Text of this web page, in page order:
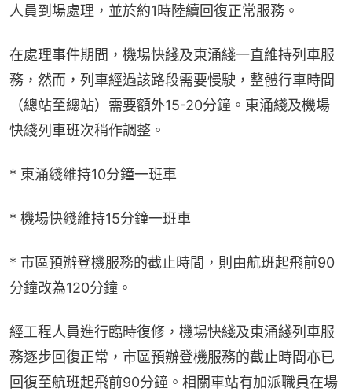
人員到場處理，並於約1時陸續回復正常服務。
在處理事件期間，機場快綫及東涌綫一直維持列車服
務，然而，列車經過該路段需要慢駛，整體行車時間
（總站至總站）需要額外15-20分鐘。東涌綫及機場
快綫列車班次稍作調整。
* 東涌綫維持10分鐘一班車
* 機場快綫維持15分鐘一班車
* 市區預辦登機服務的截止時間，則由航班起飛前90
分鐘改為120分鐘。
經工程人員進行臨時復修，機場快綫及東涌綫列車服
務逐步回復正常，市區預辦登機服務的截止時間亦已
回復至航班起飛前90分鐘。相關車站有加派職員在場